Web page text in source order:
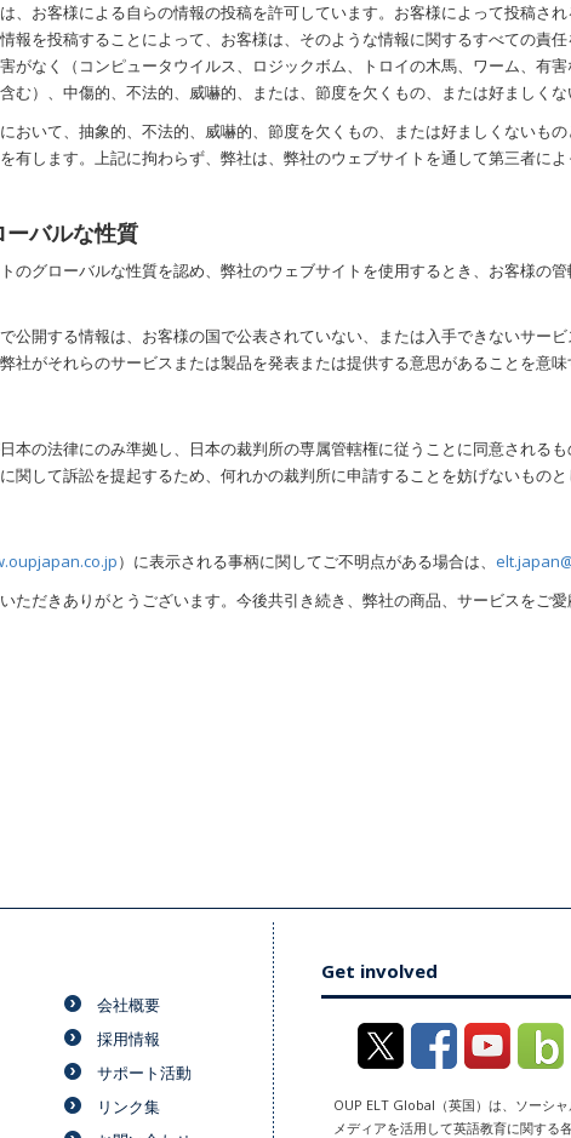
、お客様による自らの情報の投稿を許可しています。お客様によって投稿さ
報を投稿することによって、お客様は、そのような情報に関するすべての責
がなく（コンピュータウイルス、ロジックボム、トロイの木馬、ワーム、有
む）、中傷的、不法的、威嚇的、または、節度を欠くもの、または好ましく
おいて、抽象的、不法的、威嚇的、節度を欠くもの、または好ましくないも
有します。上記に拘わらず、弊社は、弊社のウェブサイトを通して第三者に
ーバルな性質
のグローバルな性質を認め、弊社のウェブサイトを使用するとき、お客様の
公開する情報は、お客様の国で公表されていない、または入手できないサー
社がそれらのサービスまたは製品を発表または提供する意思があることを意味
本の法律にのみ準拠し、日本の裁判所の専属管轄権に従うことに同意される
関して訴訟を提起するため、何れかの裁判所に申請することを妨げないものと
）に表示される事柄に関してご不明点がある場合は、
ただきありがとうございます。今後共引き続き、弊社の商品、サービスをご愛
会社概要
採用情報
サポート活動
リンク集
Get involved
OUP ELT Global（英国）は、ソーシ
メディアを活用して英語教育に関する